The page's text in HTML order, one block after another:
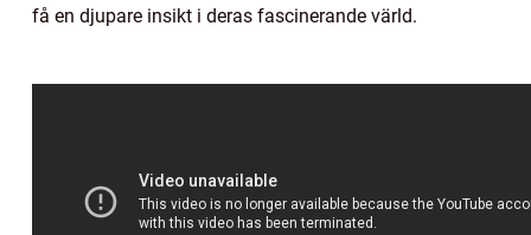
få en djupare insikt i deras fascinerande värld.